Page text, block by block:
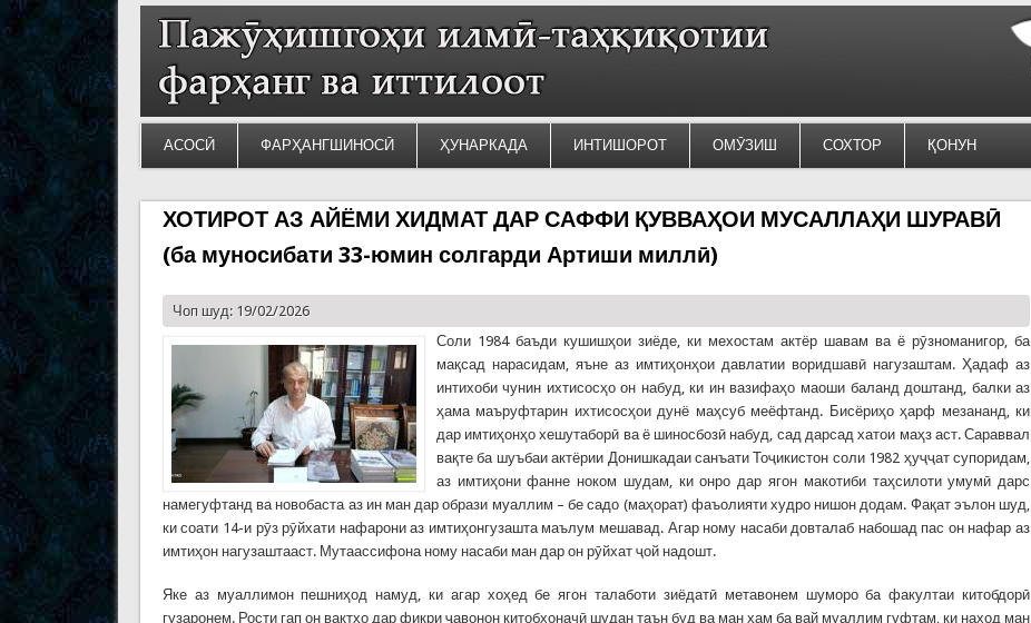
АСОСӢ ФАРҲАНГШИНОСӢ ҲУНАРКАДА ИНТИШОРОТ ОМӮЗИШ СОХТОР ҚОНУН
ХОТИРОТ АЗ АЙЁМИ ХИДМАТ ДАР САФФИ ҚУВВАҲОИ МУСАЛЛАҲИ ШУРАВӢ
(ба муносибати 33-юмин солгарди Артиши миллӣ)
Чоп шуд: 19/02/2026
Соли 1984 баъди кушишҳои зиёде, ки мехостам актёр шавам ва ё рӯзноманигор, ба
мақсад нарасидам, яъне аз имтиҳонҳои давлатии воридшавӣ нагузаштам. Ҳадаф аз
интихоби чунин ихтисосҳо он набуд, ки ин вазифаҳо маоши баланд доштанд, балки аз
ҳама маъруфтарин ихтисосҳои дунё маҳсуб меёфтанд. Бисёриҳо ҳарф мезананд, ки
дар имтиҳонҳо хешутаборӣ ва ё шиносбозӣ набуд, сад дарсад хатои маҳз аст. Сараввал
вақте ба шуъбаи актёрии Донишкадаи санъати Тоҷикистон соли 1982 ҳуҷҷат супоридам,
аз имтиҳони фанне ноком шудам, ки онро дар ягон макотиби таҳсилоти умумӣ дарс
намегуфтанд ва новобаста аз ин ман дар образи муаллим – бе садо (маҳорат) фаъолияти худро нишон додам. Фақат эълон шуд,
ки соати 14-и рӯз рӯйхати нафарони аз имтиҳонгузашта маълум мешавад. Агар ному насаби довталаб набошад пас он нафар аз
имтиҳон нагузаштааст. Мутаассифона ному насаби ман дар он рӯйхат ҷой надошт.
Яке аз муаллимон пешниҳод намуд, ки агар хоҳед бе ягон талаботи зиёдатӣ метавонем шуморо ба факултаи китобдорӣ
гузаронем. Рости гап он вақтҳо дар фикри ҷавонон китобхоначӣ шудан таън буд ва ман ҳам ба вай муаллим гуфтам, ки наход ман